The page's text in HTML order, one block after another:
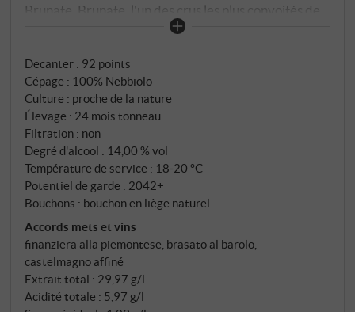
Brunate. Brunate, l'un des crus les plus convoités de
toute l'appellation, effleure la frontière entre La
une argile à tendance tortonienne avec une forte
proportion de sable et un pH basique. Cette chimie
du sol est déterminante : un pH basique signifie
moins de minéraux disponibles, une végétation plus
compacte, des raisins aux peaux plus épaisses – et au
final, un Barolo plus fruité, plus accessible et plus
rond que ses frères et sœurs. Fermentation
spontanée dans des cuves en bois de 60 hectolitres,
environ 40 jours de macération – un peu plus court
que pour les autres parcelles. Puis 24 mois en fûts de
chêne autrichien de 25 hectolitres.
Decanter : 92 points
Cépage : 100% Nebbiolo
Culture : proche de la nature
Élevage : 24 mois tonneau
Filtration : non
Degré d'alcool : 14,00 % vol
Température de service : 18‑20 °C
Potentiel de garde : 2042+
Bouchons : bouchon en liège naturel
Accords mets et vins
finanziera alla piemontese, brasato al barolo,
castelmagno affiné
Extrait total : 29,97 g/l
Acidité totale : 5,97 g/l